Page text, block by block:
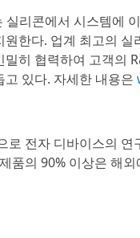
리콘에서 시스템에
한다. 업계 최고의
히 협력하여 고객의
있다. 자세한 내용은
전자 디바이스의 연
품의 90% 이상은 해